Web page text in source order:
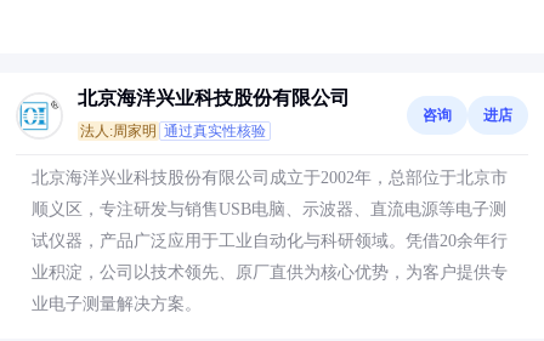
北京海洋兴业科技股份有限公司
法人:周家明 通过真实性核验
咨询 进店
北京海洋兴业科技股份有限公司成立于2002年，总部位于北京市
顺义区，专注研发与销售USB电脑、示波器、直流电源等电子测
试仪器，产品广泛应用于工业自动化与科研领域。凭借20余年行
业积淀，公司以技术领先、原厂直供为核心优势，为客户提供专
业电子测量解决方案。